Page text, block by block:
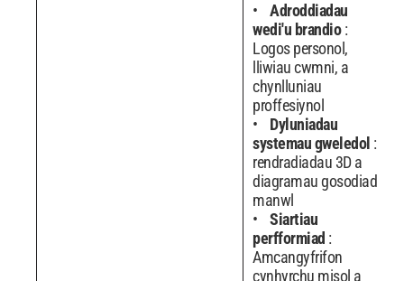
Adroddiadau
wedi'u brandio:
Logos personol,
lliwiau cwmni, a
chynlluniau
proffesiynol
Dyluniadau
systemau gweledol :
rendradiadau 3D a
diagramau gosodiad
manwl
Siartiau
perfformiad :
Amcangyfrifon
cynhyrchu misol a